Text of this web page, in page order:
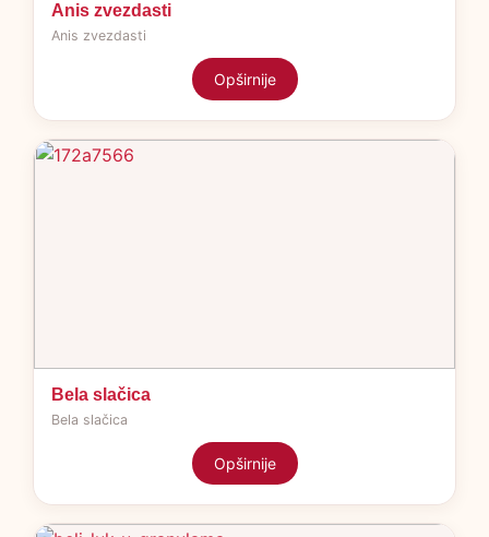
Anis zvezdasti
Anis zvezdasti
Opširnije
Bela slačica
Bela slačica
Opširnije